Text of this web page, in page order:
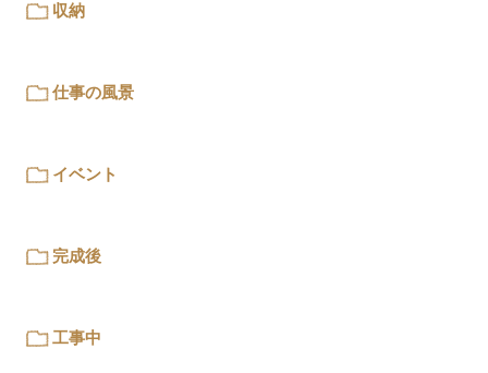
収納
仕事の風景
イベント
完成後
工事中